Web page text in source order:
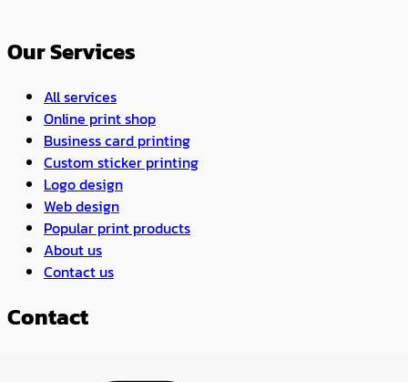
Our Services
All services
Online print shop
Business card printing
Custom sticker printing
Logo design
Web design
Popular print products
About us
Contact us
Contact